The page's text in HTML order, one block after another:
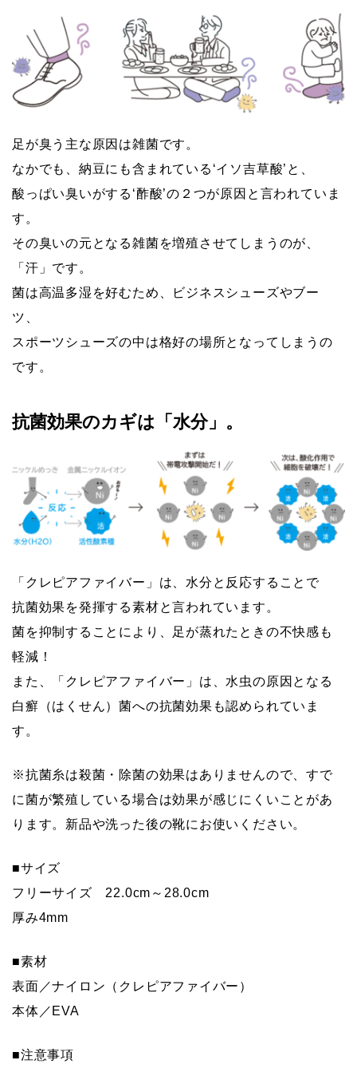
足が臭う主な原因は雑菌です。
なかでも、納豆にも含まれている‘イソ吉草酸’と、
酸っぱい臭いがする‘酢酸’の２つが原因と言われていま
す。
その臭いの元となる雑菌を増殖させてしまうのが、
「汗」です。
菌は高温多湿を好むため、ビジネスシューズやブー
ツ、
スポーツシューズの中は格好の場所となってしまうの
です。
抗菌効果のカギは「水分」。
「クレピアファイバー」は、水分と反応することで
抗菌効果を発揮する素材と言われています。
菌を抑制することにより、足が蒸れたときの不快感も
軽減！
また、「クレピアファイバー」は、水虫の原因となる
白癬（はくせん）菌への抗菌効果も認められていま
す。
※抗菌糸は殺菌・除菌の効果はありませんので、すで
に菌が繁殖している場合は効果が感じにくいことがあ
ります。新品や洗った後の靴にお使いください。
■サイズ
フリーサイズ 22.0cm～28.0cm
厚み4mm
■素材
表面／ナイロン（クレピアファイバー）
本体／EVA
■注意事項